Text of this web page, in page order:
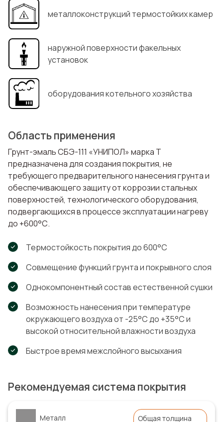
металлоконструкций термостойких камер
наружной поверхности факельных
установок
оборудования котельного хозяйства
Область применения
Грунт-эмаль СБЭ-111 «УНИПОЛ» марка Т
предназначена для создания покрытия, не
требующего предварительного нанесения грунта и
обеспечивающего защиту от коррозии стальных
поверхностей, технологического оборудования,
подвергающихся в процессе эксплуатации нагреву
до +600°С.
Термостойкость покрытия до 600°С
Совмещение функций грунта и покрывного слоя
Однокомпонентный состав естественной сушки
Возможность нанесения при температуре
окружающего воздуха от -25°С до +35°С и
высокой относительной влажности воздуха
Быстрое время межслойного высыхания
Рекомендуемая система покрытия
Металл Общая толщина